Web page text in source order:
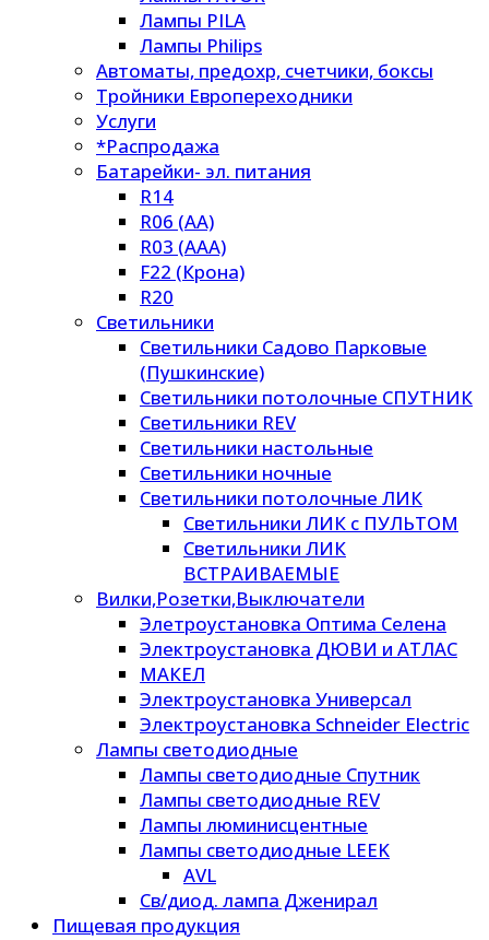
Лампы PILA
Лампы Philips
Автоматы, предохр, счетчики, боксы
Тройники Европереходники
Услуги
*Распродажа
Батарейки- эл. питания
R14
R06 (AA)
R03 (AAA)
F22 (Крона)
R20
Светильники
Светильники Садово Парковые
(Пушкинские)
Светильники потолочные СПУТНИК
Светильники REV
Светильники настольные
Светильники ночные
Светильники потолочные ЛИК
Светильники ЛИК с ПУЛЬТОМ
Светильники ЛИК
ВСТРАИВАЕМЫЕ
Вилки,Розетки,Выключатели
Элетроустановка Оптима Селена
Электроустановка ДЮВИ и АТЛАС
МАКЕЛ
Электроустановка Универсал
Электроустановка Schneider Electric
Лампы светодиодные
Лампы светодиодные Спутник
Лампы светодиодные REV
Лампы люминисцентные
Лампы светодиодные LEEK
AVL
Св/диод. лампа Дженирал
Пищевая продукция